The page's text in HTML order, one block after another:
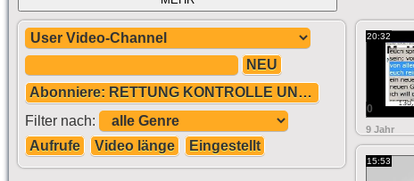
NEU
Abonniere: RETTUNG KONTROLLE UND DROGEN ! KEIN PROBLEM POLIZEIKONTROLLE !
Filter nach:
Aufrufe
Video länge Eingestellt
20:32
0
9 Jahr
15:53